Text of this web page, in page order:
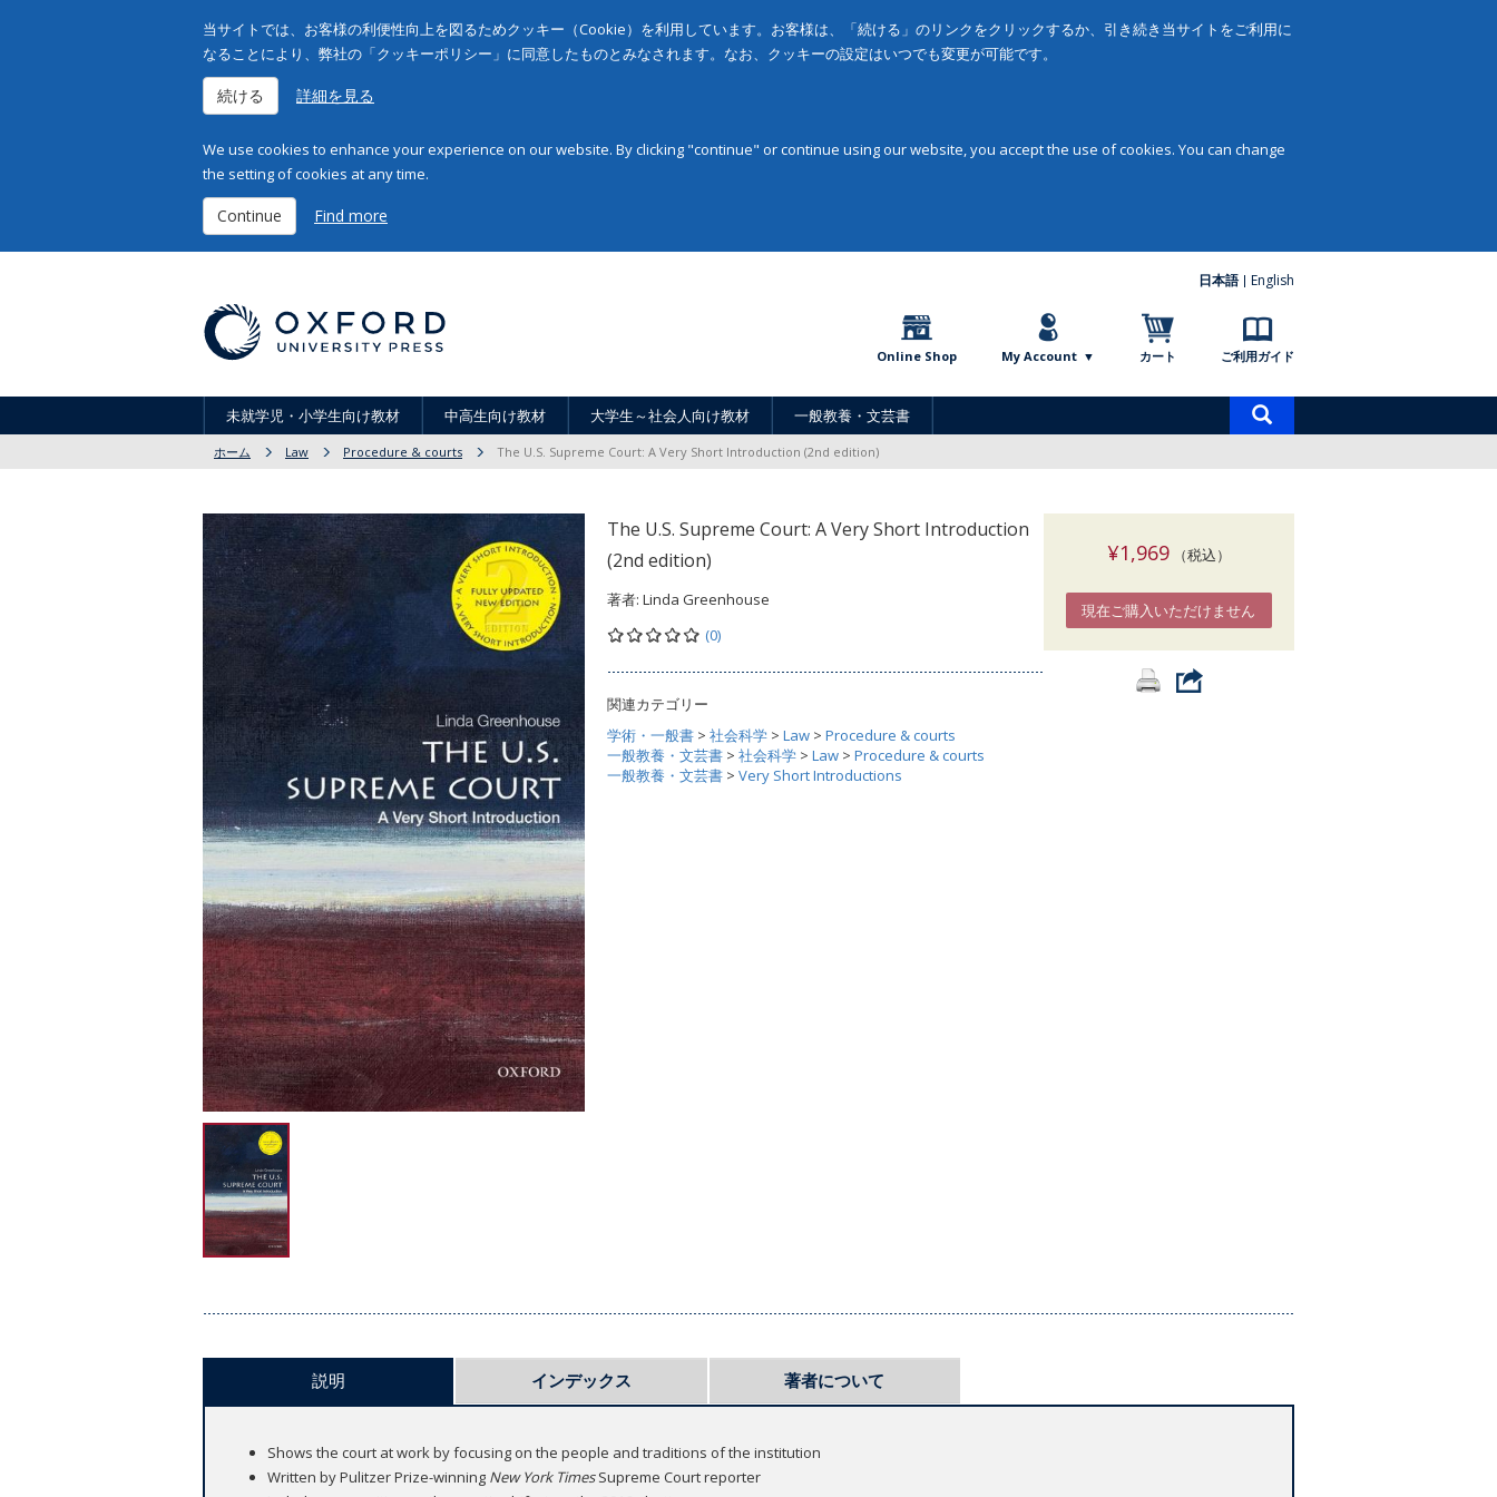
当サイトでは、お客様の利便性向上を図るためクッキー（Cookie）を利用しています。お客様は、「続ける」のリンクをクリックするか、引き続き当サイトをご利用に
なることにより、弊社の「クッキーポリシー」に同意したものとみなされます。なお、クッキーの設定はいつでも変更が可能です。
続ける 詳細を見る
We use cookies to enhance your experience on our website. By clicking "continue" or continue using our website, you accept the use of cookies. You can change
the setting of cookies at any time.
Continue Find more
日本語 English
Online Shop My Account カート ご利用ガイド
未就学児・小学生向け教材 中高生向け教材 大学生～社会人向け教材 一般教養・文芸書
索
ホーム Law Procedure & courts The U.S. Supreme Court: A Very Short Introduction (2nd edition)
The U.S. Supreme Court: A Very Short Introduction
(2nd edition)
著者: Linda Greenhouse
(0)
関連カテゴリー
学術・一般書 > 社会科学 > Law > Procedure & courts
一般教養・文芸書 > 社会科学 > Law > Procedure & courts
一般教養・文芸書 > Very Short Introductions
¥1,969（税込）
現在ご購入いただけません
説明 インデックス 著者について
Shows the court at work by focusing on the people and traditions of the institution
Written by Pulitzer Prize-winning New York TimesSupreme Court reporter